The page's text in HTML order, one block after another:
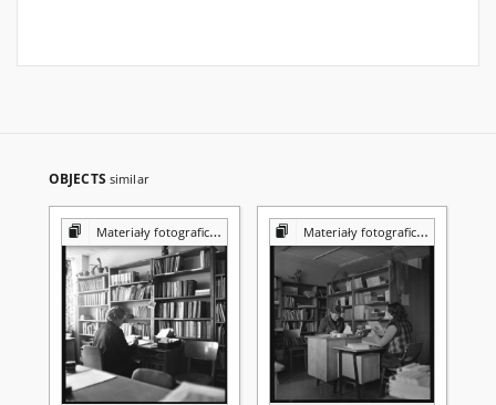
OBJECTS similar
Materiały fotograficzne z Pracowni Reprografii Biblioteki UMCS Materiały fotograficzne z Pracowni Reprografii Biblioteki UMCS